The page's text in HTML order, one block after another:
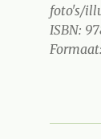
foto's/
ISBN: